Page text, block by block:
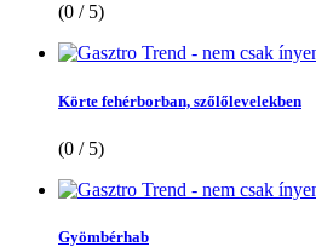
(0 / 5)
Körte fehérborban, szőlőlevelekben
(0 / 5)
Gyömbérhab